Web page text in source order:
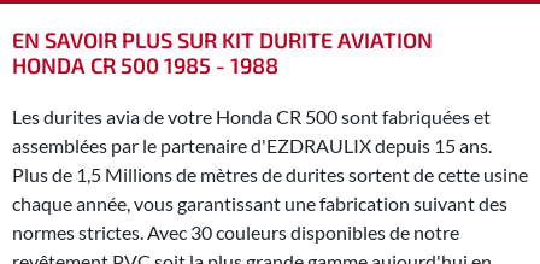
EN SAVOIR PLUS SUR KIT DURITE AVIATION
HONDA CR 500 1985 - 1988
Les durites avia de votre Honda CR 500 sont fabriquées et
assemblées par le partenaire d'EZDRAULIX depuis 15 ans.
Plus de 1,5 Millions de mètres de durites sortent de cette usine
chaque année, vous garantissant une fabrication suivant des
normes strictes. Avec 30 couleurs disponibles de notre